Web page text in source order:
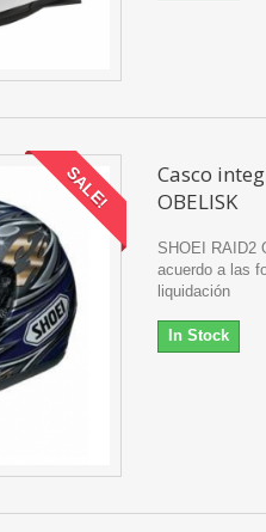
SALE!
Casco
OBELISK
SHOEI RAID2
acuerdo a las
liquidación
In Stock